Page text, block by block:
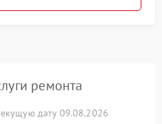
ремонта
дату 09.08.2026